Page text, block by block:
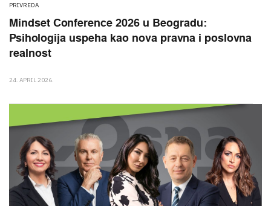
PRIVREDA
Mindset Conference 2026 u Beogradu:
Psihologija uspeha kao nova pravna i poslovna
realnost
24. APRIL 2026.